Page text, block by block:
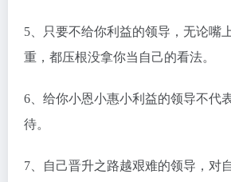
5、只要不给你利益的领导，无论嘴
重，都压根没拿你当自己的看法。
6、给你小恩小惠小利益的领导不代
待。
7、自己晋升之路越艰难的领导，对